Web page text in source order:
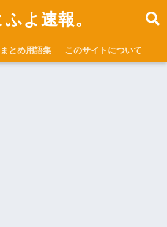
よ速報。
とめ用語集 このサイトについて